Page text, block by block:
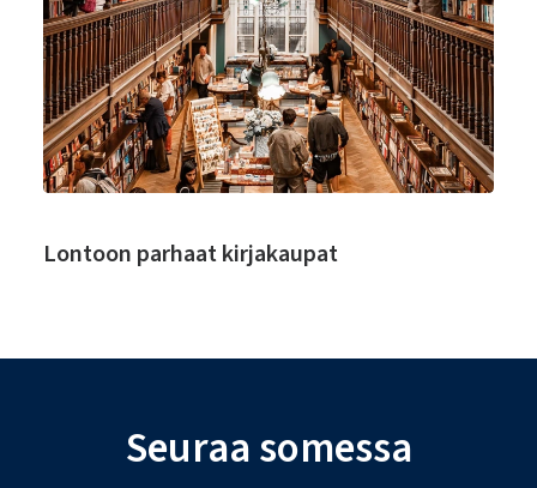
Lontoon parhaat kirjakaupat
Seuraa somessa